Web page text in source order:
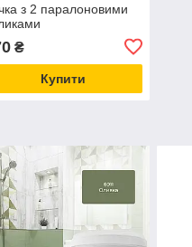
з 2 паралоновими
₴
Купити